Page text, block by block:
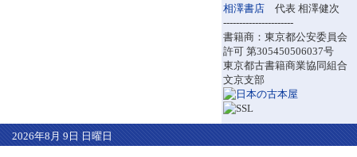
相澤書店 代表 相澤健次
----------------------
書籍商：東京都公安委員会
許可 第305450506037号
東京都古書籍商業協同組合
文京支部
2026年8月 9日 日曜日